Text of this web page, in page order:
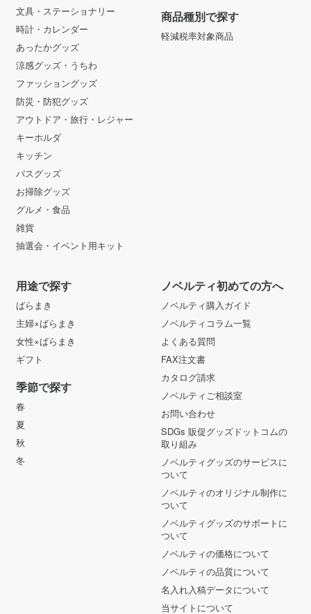
文具・ステーショナリー
時計・カレンダー
あったかグッズ
涼感グッズ・うちわ
ファッショングッズ
防災・防犯グッズ
アウトドア・旅行・レジャー
キーホルダ
キッチン
バスグッズ
お掃除グッズ
グルメ・食品
雑貨
抽選会・イベント用キット
商品種別で探す
軽減税率対象商品
用途で探す
ばらまき
主婦×ばらまき
女性×ばらまき
ギフト
季節で探す
春
夏
秋
冬
ノベルティ初めての方へ
ノベルティ購入ガイド
ノベルティコラム一覧
よくある質問
FAX注文書
カタログ請求
ノベルティご相談室
お問い合わせ
SDGs 販促グッズドットコムの
取り組み
ノベルティグッズのサービスに
ついて
ノベルティのオリジナル制作に
ついて
ノベルティグッズのサポートに
ついて
ノベルティの価格について
ノベルティの品質について
名入れ入稿データについて
当サイトについて